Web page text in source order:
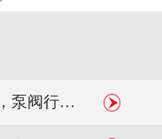
新冠肺炎疫情过后，泵阀行业的破与立